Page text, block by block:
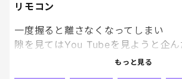
一言連絡ほしかった。
壊れなかったら知らないまま。
ごめんよ、息子〜😭
キラッキラの弁当箱買ってやるから
リモコン
一度握ると離さなくなってしまい
隙を見てはYou Tubeを見ようと企
最近はタイマーセットでもっと見る